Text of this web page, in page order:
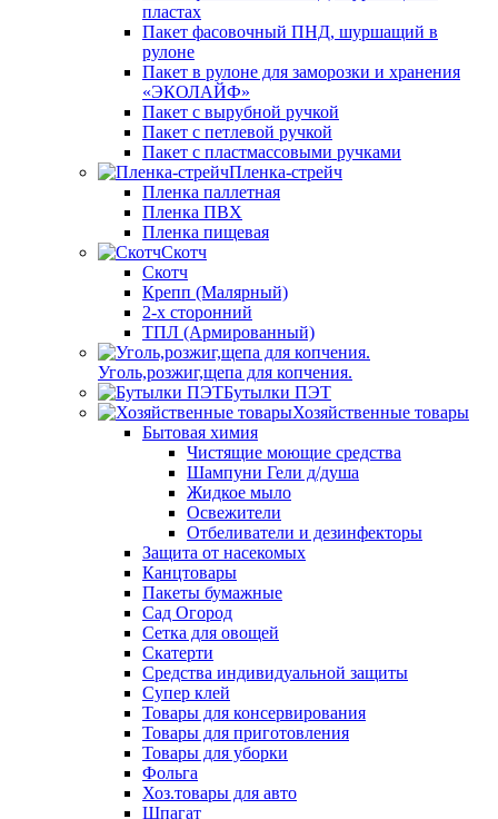
пластах
Пакет фасовочный ПНД, шуршащий в
рулоне
Пакет в рулоне для заморозки и хранения
«ЭКОЛАЙФ»
Пакет с вырубной ручкой
Пакет с петлевой ручкой
Пакет с пластмассовыми ручками
Пленка-стрейч
Пленка паллетная
Пленка ПВХ
Пленка пищевая
Скотч
Скотч
Крепп (Малярный)
2-х сторонний
ТПЛ (Армированный)
Уголь,розжиг,щепа для копчения.
Бутылки ПЭТ
Хозяйственные товары
Бытовая химия
Чистящие моющие средства
Шампуни Гели д/душа
Жидкое мыло
Освежители
Отбеливатели и дезинфекторы
Защита от насекомых
Канцтовары
Пакеты бумажные
Сад Огород
Сетка для овощей
Скатерти
Средства индивидуальной защиты
Супер клей
Товары для консервирования
Товары для приготовления
Товары для уборки
Фольга
Хоз.товары для авто
Шпагат